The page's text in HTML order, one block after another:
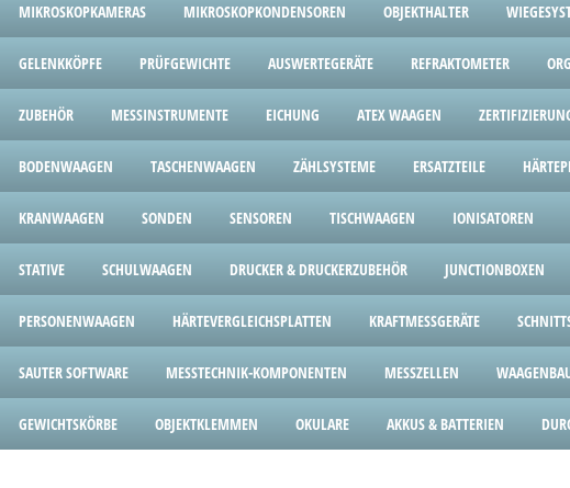
MIKROSKOPKAMERAS MIKROSKOPKONDENSOREN OBJEKTHALTER
GELENKKÖPFE PRÜFGEWICHTE AUSWERTEGERÄTE REFRAKTOMETER
ZUBEHÖR MESSINSTRUMENTE EICHUNG ATEX WAAGEN
BODENWAAGEN TASCHENWAAGEN ZÄHLSYSTEME ERSATZTEILE
KRANWAAGEN SONDEN SENSOREN TISCHWAAGEN IONISATOREN
STATIVE SCHULWAAGEN DRUCKER & DRUCKERZUBEHÖR JUNCTIONBOXEN
PERSONENWAAGEN HÄRTEVERGLEICHSPLATTEN KRAFTMESSGERÄTE
SAUTER SOFTWARE MESSTECHNIK-KOMPONENTEN MESSZELLEN
GEWICHTSKÖRBE OBJEKTKLEMMEN OKULARE AKKUS & BATTERIEN